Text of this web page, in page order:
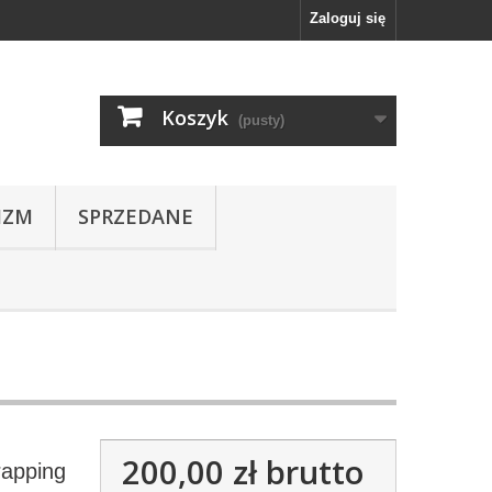
Zaloguj się
Koszyk (pusty)
SPRZEDANE
200,00 złbrutto